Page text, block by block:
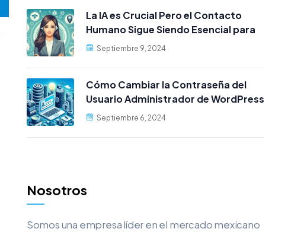
La IA es Crucial Pero el Contacto
Humano Sigue Siendo Esencial para
los Clientes
Septiembre 9, 2024
Cómo Cambiar la Contraseña del
Usuario Administrador de WordPress
desde MySQL
Septiembre 6, 2024
Nosotros
Somos una empresa líder en el mercado mexicano